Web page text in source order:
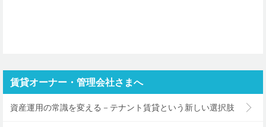
賃貸オーナー・管理会社さまへ
資産運用の常識を変える－テナント賃貸という新しい選択肢